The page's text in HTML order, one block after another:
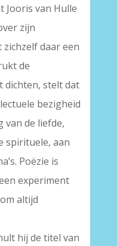
Jooris van Hulle
zijn
daar een
de
dichten, stelt dat
bezigheid
van de liefde,
spirituele, aan
Poëzie is
experiment
altijd
hij de titel van